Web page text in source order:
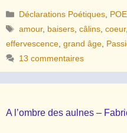
Catégories
Déclarations Poétiques
Étiquettes
amour, baisers ,câlins ,coeur
effervescence grand âge
13 commentaires
A l’ombre des aulnes –